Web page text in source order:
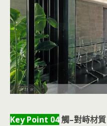
Key Point 04觸–對峙材